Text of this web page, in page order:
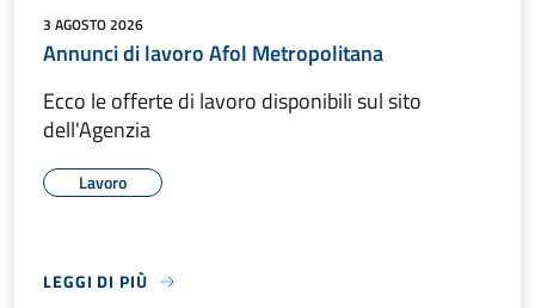
3 AGOSTO 2026
Annunci di lavoro Afol Metropolitana
Ecco le offerte di lavoro disponibili sul sito
dell'Agenzia
Lavoro
LEGGI DI PIÙ